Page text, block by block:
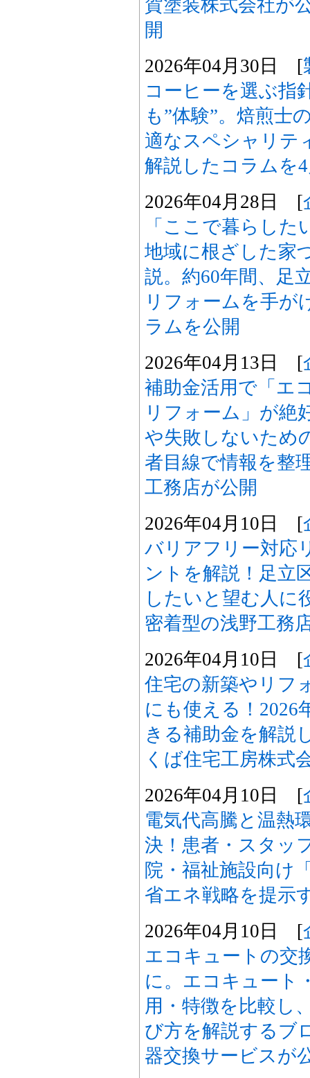
賀塗装株式会社が
開
2026年04月30日 [
コーヒーを選ぶ指
も”体験”。焙煎士
適なスペシャリテ
解説したコラムを
2026年04月28日 [
「ここで暮らした
地域に根ざした家
説。約60年間、足
リフォームを手が
ラムを公開
2026年04月13日 [
補助金活用で「エ
リフォーム」が絶
や失敗しないため
者目線で情報を整
工務店が公開
2026年04月10日 [
バリアフリー対応
ントを解説！足立
したいと望む人に
密着型の浅野工務
2026年04月10日 [
住宅の新築やリフ
にも使える！2026
きる補助金を解説
くば住宅工房株式
2026年04月10日 [
電気代高騰と温熱
決！患者・スタッ
院・福祉施設向け
省エネ戦略を提示
2026年04月10日 [
エコキュートの交
に。エコキュート
用・特徴を比較し
び方を解説するブ
器交換サービスが